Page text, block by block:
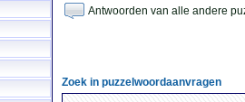
Antwoorden van alle andere
Zoek in puzzelwoordaanvragen